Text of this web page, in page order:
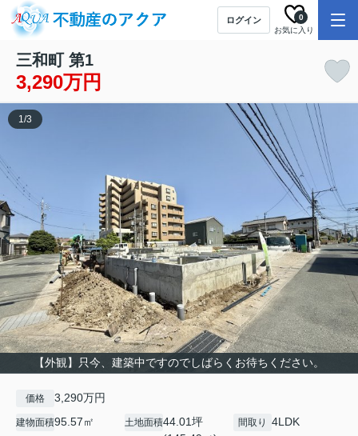
ログイン
お気に入り
0
三和町 第1
3,290万円
【外観】只今、建築中ですのでしばらくお待ちください。
1/3
価格 3,290万円
建物面積95.57㎡ 土地面積44.01坪
間取り 4LDK